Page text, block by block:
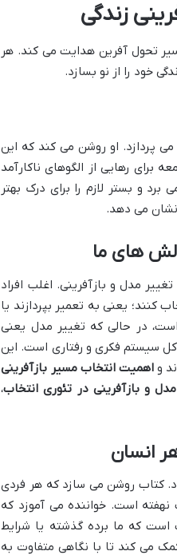
زندگی
تحول آفرین هدایت می کند. هر
خود را از نو بسازد.
پردازد. او روشن می کند که این
رهایی از الگوهای ناکارآمد
و بستر لازم را برای درک بهتر
نشان می دهد.
های ما
مدل و بازآفرینی. اغلب افراد
کنند؛ یعنی به تعمیر بپردازند یا
در حالی که تغییر مدل یعنی
کل سیستم فکری و رفتاری است. این
واهمیت انتخاب مسیر بازآفرینی
و بازآفرینی در تئوری انتخاب،
انسان
کتاب روشن می سازد که هر فردی
نهفته است. خواننده می آموزد که
که ما برده گذشته یا شرایط
می کند تا با نگاهی متفاوت به